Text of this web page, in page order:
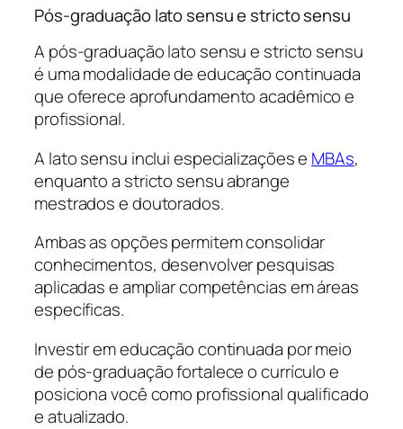
Pós-graduação lato sensu e stricto sensu
A pós-graduação lato sensu e stricto sensu
é uma modalidade de educação continuada
que oferece aprofundamento acadêmico e
profissional.
A lato sensu inclui especializações e MBAs,
enquanto a stricto sensu abrange
mestrados e doutorados.
Ambas as opções permitem consolidar
conhecimentos, desenvolver pesquisas
aplicadas e ampliar competências em áreas
específicas.
Investir em educação continuada por meio
de pós-graduação fortalece o currículo e
posiciona você como profissional qualificado
e atualizado.